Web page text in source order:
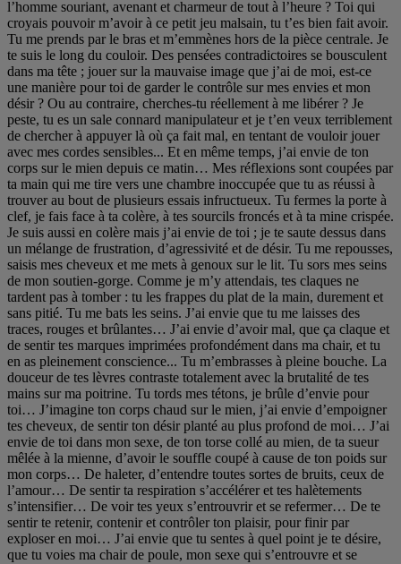
l’homme souriant, avenant et charmeur de tout à l’heure ? Toi qui
croyais pouvoir m’avoir à ce petit jeu malsain, tu t’es bien fait avoir.
Tu me prends par le bras et m’emmènes hors de la pièce centrale. Je
te suis le long du couloir. Des pensées contradictoires se bousculent
dans ma tête ; jouer sur la mauvaise image que j’ai de moi, est-ce
une manière pour toi de garder le contrôle sur mes envies et mon
désir ? Ou au contraire, cherches-tu réellement à me libérer ? Je
peste, tu es un sale connard manipulateur et je t’en veux terriblement
de chercher à appuyer là où ça fait mal, en tentant de vouloir jouer
avec mes cordes sensibles... Et en même temps, j’ai envie de ton
corps sur le mien depuis ce matin… Mes réflexions sont coupées par
ta main qui me tire vers une chambre inoccupée que tu as réussi à
trouver au bout de plusieurs essais infructueux. Tu fermes la porte à
clef, je fais face à ta colère, à tes sourcils froncés et à ta mine crispée.
Je suis aussi en colère mais j’ai envie de toi ; je te saute dessus dans
un mélange de frustration, d’agressivité et de désir. Tu me repousses,
saisis mes cheveux et me mets à genoux sur le lit. Tu sors mes seins
de mon soutien-gorge. Comme je m’y attendais, tes claques ne
tardent pas à tomber : tu les frappes du plat de la main, durement et
sans pitié. Tu me bats les seins. J’ai envie que tu me laisses des
traces, rouges et brûlantes… J’ai envie d’avoir mal, que ça claque et
de sentir tes marques imprimées profondément dans ma chair, et tu
en as pleinement conscience... Tu m’embrasses à pleine bouche. La
douceur de tes lèvres contraste totalement avec la brutalité de tes
mains sur ma poitrine. Tu tords mes tétons, je brûle d’envie pour
toi… J’imagine ton corps chaud sur le mien, j’ai envie d’empoigner
tes cheveux, de sentir ton désir planté au plus profond de moi… J’ai
envie de toi dans mon sexe, de ton torse collé au mien, de ta sueur
mêlée à la mienne, d’avoir le souffle coupé à cause de ton poids sur
mon corps… De haleter, d’entendre toutes sortes de bruits, ceux de
l’amour… De sentir ta respiration s’accélérer et tes halètements
s’intensifier… De voir tes yeux s’entrouvrir et se refermer… De te
sentir te retenir, contenir et contrôler ton plaisir, pour finir par
exploser en moi… J’ai envie que tu sentes à quel point je te désire,
que tu voies ma chair de poule, mon sexe qui s’entrouvre et se